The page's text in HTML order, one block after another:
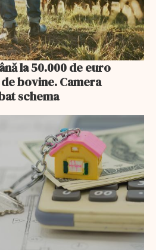
la 50.000 de euro
bovine. Camera
schema